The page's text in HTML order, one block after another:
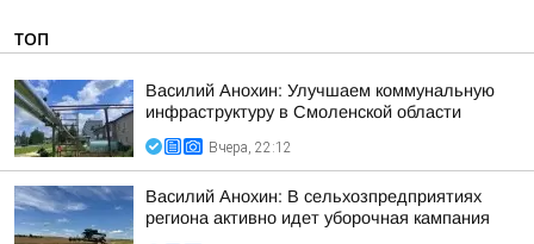
ТОП
Василий Анохин: Улучшаем коммунальную
инфраструктуру в Смоленской области
Вчера, 22:12
Василий Анохин: В сельхозпредприятиях
региона активно идет уборочная кампания